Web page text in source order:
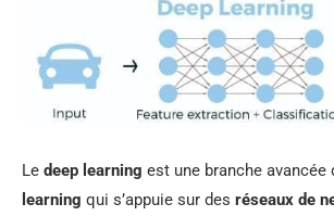
Le deep learning est une branche avancée
learning qui s’appuie sur des réseaux de